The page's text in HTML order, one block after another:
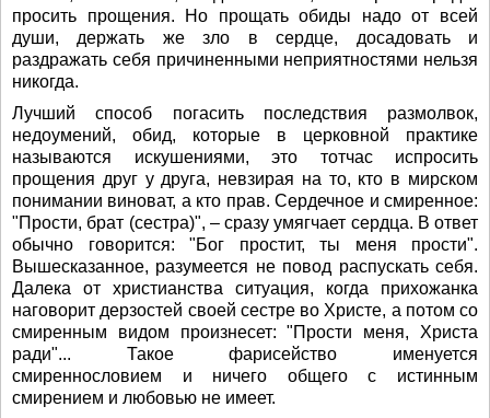
просить прощения. Но прощать обиды надо от всей
души, держать же зло в сердце, досадовать и
раздражать себя причиненными неприятностями нельзя
никогда.
Лучший способ погасить последствия размолвок,
недоумений, обид, которые в церковной практике
называются искушениями, это тотчас испросить
прощения друг у друга, невзирая на то, кто в мирском
понимании виноват, а кто прав. Сердечное и смиренное:
"Прости, брат (сестра)", – сразу умягчает сердца. В ответ
обычно говорится: "Бог простит, ты меня прости".
Вышесказанное, разумеется не повод распускать себя.
Далека от христианства ситуация, когда прихожанка
наговорит дерзостей своей сестре во Христе, а потом со
смиренным видом произнесет: "Прости меня, Христа
ради"... Такое фарисейство именуется
смиреннословием и ничего общего с истинным
смирением и любовью не имеет.